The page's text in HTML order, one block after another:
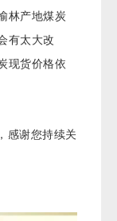
林产地煤炭
有太大改
现货价格依
感谢您持续关